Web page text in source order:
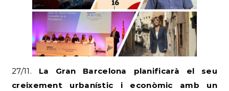
27/11. La Gran Barcelona planificarà el seu
creixement urbanístic i econòmic amb un